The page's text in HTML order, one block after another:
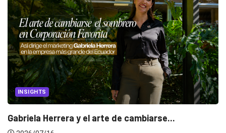
INSIGHTS
Gabriela Herrera y el arte de cambiarse...